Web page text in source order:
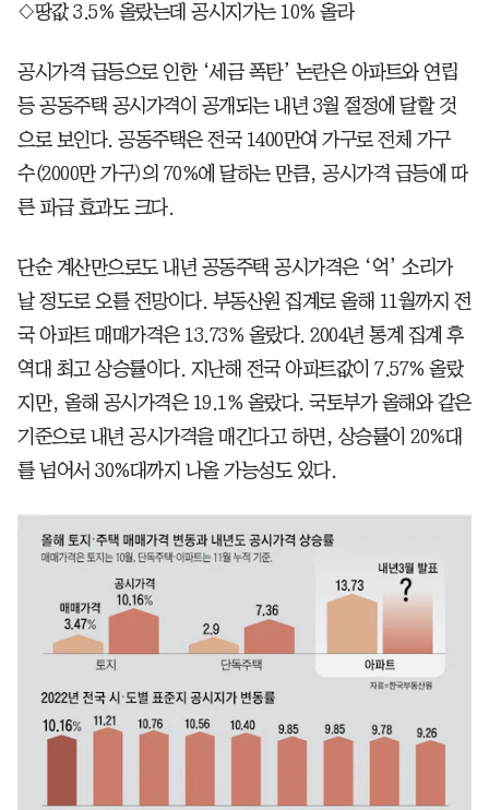
◇땅값 3.5% 올랐는데 공시지가는 10% 올라
공시가격 급등으로 인한 ‘세금 폭탄’ 논란은 아파트와 연립
등 공동주택 공시가격이 공개되는 내년 3월 절정에 달할 것
으로 보인다. 공동주택은 전국 1400만여 가구로 전체 가구
수(2000만 가구)의 70%에 달하는 만큼, 공시가격 급등에 따
른 파급 효과도 크다.
단순 계산만으로도 내년 공동주택 공시가격은 ‘억’ 소리가
날 정도로 오를 전망이다. 부동산원 집계로 올해 11월까지 전
국 아파트 매매가격은 13.73% 올랐다. 2004년 통계 집계 후
역대 최고 상승률이다. 지난해 전국 아파트값이 7.57% 올랐
지만, 올해 공시가격은 19.1% 올랐다. 국토부가 올해와 같은
기준으로 내년 공시가격을 매긴다고 하면, 상승률이 20%대
를 넘어서 30%대까지 나올 가능성도 있다.